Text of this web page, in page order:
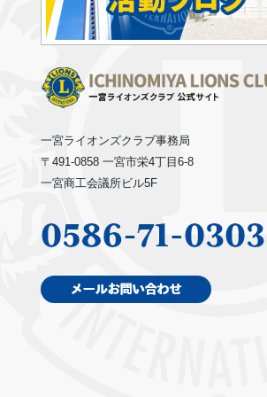
一宮ライオンズクラブ事務局
〒491-0858 一宮市栄4丁目6-8
一宮商工会議所ビル5F